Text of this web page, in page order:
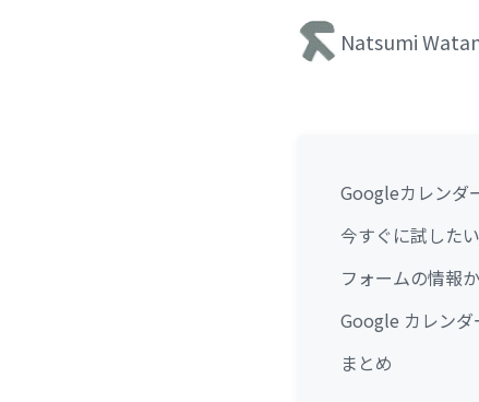
Natsumi
Googleカレンダ
今すぐに試した
フォームの情報
Google カレン
まとめ